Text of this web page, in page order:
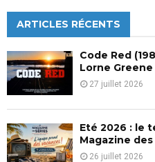
h
f
o
r
:
ARTICLES RÉCENTS
Code Red
Lorne Greene
27 juillet 2026
Eté 2026 : le
Magazine
26 juillet 2026